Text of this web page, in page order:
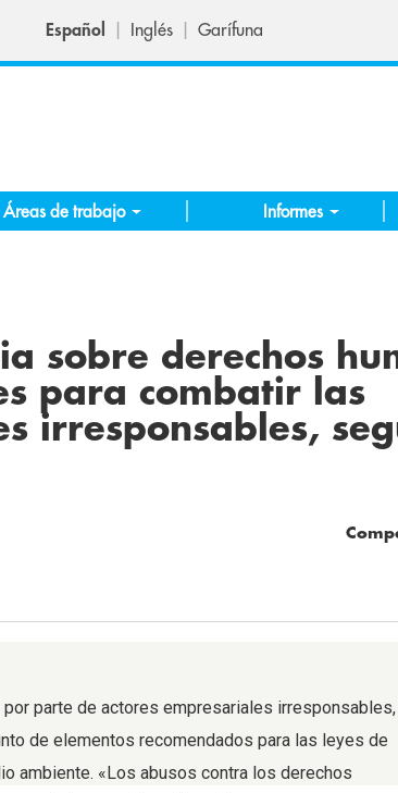
Español Inglés Garífuna
Áreas de trabajo Informes
sobre derechos
para combatir las
irresponsables,
parte de actores empresariales irresponsables,
de elementos recomendados para las leyes de
ambiente. «Los abusos contra los derechos